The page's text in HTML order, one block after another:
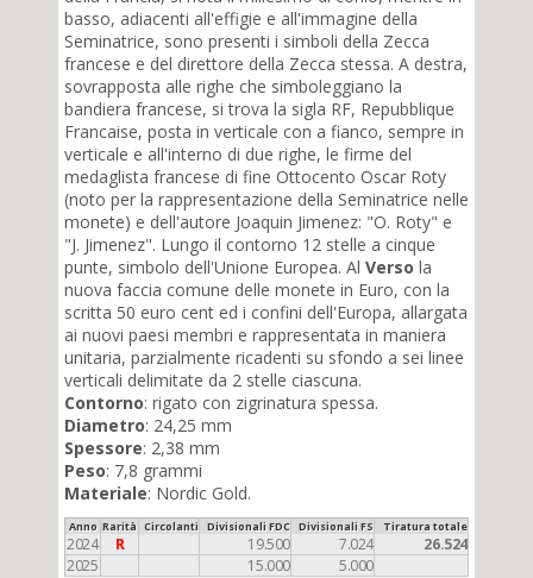
basso, adiacenti all'effigie e all'immagine della
Seminatrice, sono presenti i simboli della Zecca
francese e del direttore della Zecca stessa. A destra,
sovrapposta alle righe che simboleggiano la
bandiera francese, si trova la sigla RF, Repubblique
Francaise, posta in verticale con a fianco, sempre in
verticale e all'interno di due righe, le firme del
medaglista francese di fine Ottocento Oscar Roty
(noto per la rappresentazione della Seminatrice nelle
monete) e dell'autore Joaquin Jimenez: "O. Roty" e
"J. Jimenez". Lungo il contorno 12 stelle a cinque
punte, simbolo dell'Unione Europea. Al Verso la
nuova faccia comune delle monete in Euro, con la
scritta 50 euro cent ed i confini dell'Europa, allargata
ai nuovi paesi membri e rappresentata in maniera
unitaria, parzialmente ricadenti su sfondo a sei linee
verticali delimitate da 2 stelle ciascuna.
Contorno: rigato con zigrinatura spessa.
Diametro: 24,25 mm
Spessore: 2,38 mm
Peso: 7,8 grammi
Materiale: Nordic Gold.
Anno Rarità Circolanti Divisionali FDC Divisionali FS Tiratura totale
2024 R 19.500 7.024
26.524
2025
15.000 5.000